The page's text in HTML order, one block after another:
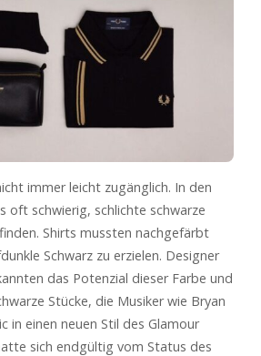
immer leicht zugänglich. In den
oft schwierig, schlichte schwarze
Shirts mussten nachgefärbt
Schwarz zu erzielen. Designer
das Potenzial dieser Farbe und
Stücke, die Musiker wie Bryan
in einen neuen Stil des Glamour
sich endgültig vom Status des